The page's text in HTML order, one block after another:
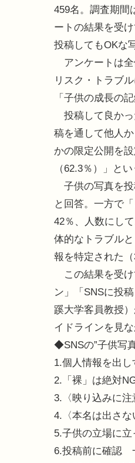
459名。調査期間
ートの結果を受
投稿してもOKな
アンケートは全
リスク・トラブ
「子供の成長の
投稿して良かっ
稿を通して他人
かの限定公開を
（62.3％）」と
子供の写真を投
と回答。一方で
42％、人数にし
体的なトラブル
報を特定された
この結果を受け
ン」「SNSに投
蹊大学客員教授
イドラインを見
◆SNSの”子供写
1.個人情報を出
2.「裸」は絶対
3.〈映り込みに
4.〈本名は出さ
5.子供の立場に
6.投稿前に確認